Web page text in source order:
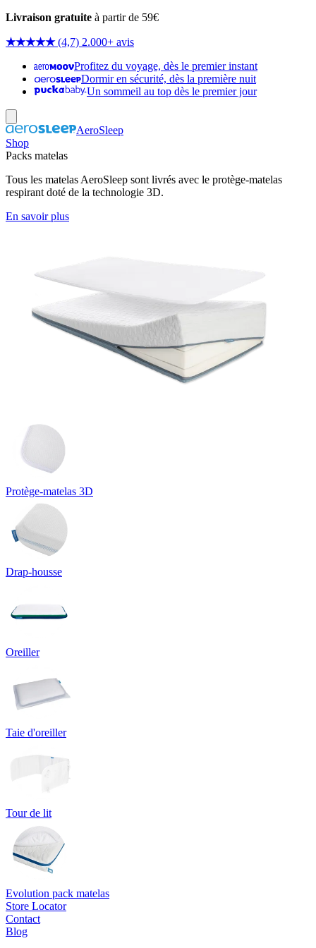
Livraison gratuite à partir de 59€
★★★★★ (4,7) 2.000+ avis
Profitez du voyage, dès le premier instant
Dormir en sécurité, dès la première nuit
Un sommeil au top dès le premier jour
AeroSleep
Shop
Packs matelas
Tous les matelas AeroSleep sont livrés avec le protège-matelas
respirant doté de la technologie 3D.
En savoir plus
Protège-matelas 3D
Drap-housse
Oreiller
Taie d'oreiller
Tour de lit
Evolution pack matelas
Store Locator
Contact
Blog